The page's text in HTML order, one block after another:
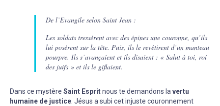
De l’Evangile selon Saint Jean :
Les soldats tressèrent avec des épines une couronne, qu’ils
lui posèrent sur la tête. Puis, ils le revêtirent d’un manteau
pourpre. Ils s’avançaient et ils disaient : « Salut à toi, roi
des juifs » et ils le giflaient.
Dans ce mystère Saint Espritnous te demandons lavertu
humaine de justice. Jésus a subi cet injuste couronnement